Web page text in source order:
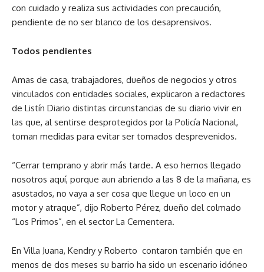
con cuidado y realiza sus actividades con precaución,
pendiente de no ser blanco de los desaprensivos.
Todos pendientes
Amas de casa, trabajadores, dueños de negocios y otros
vinculados con entidades sociales, explicaron a redactores
de Listín Diario distintas circunstancias de su diario vivir en
las que, al sentirse desprotegidos por la Policía Nacional,
toman medidas para evitar ser tomados desprevenidos.
“Cerrar temprano y abrir más tarde. A eso hemos llegado
nosotros aquí, porque aun abriendo a las 8 de la mañana, es
asustados, no vaya a ser cosa que llegue un loco en un
motor y atraque”, dijo Roberto Pérez, dueño del colmado
“Los Primos”, en el sector La Cementera.
En Villa Juana, Kendry y Roberto contaron también que en
menos de dos meses su barrio ha sido un escenario idóneo